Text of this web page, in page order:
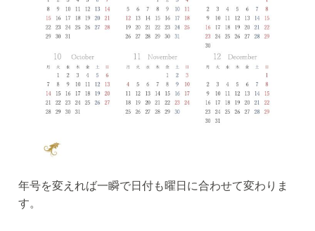
年号を変えれば一瞬で日付も曜日に合わせて変わりま
す。